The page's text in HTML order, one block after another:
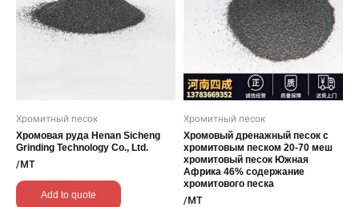
Хромитный песок
Хромовая руда Henan Sicheng
Grinding Technology Co., Ltd.
/MT
Add to quote
Хромитный песок
Хромовый дренажный песок с
хромитовым песком 20-70 меш
хромитовый песок Южная
Африка 46% содержание
хромитового песка
/MT